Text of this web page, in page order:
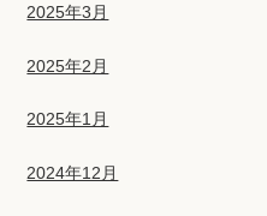
2025年3月
2025年2月
2025年1月
2024年12月